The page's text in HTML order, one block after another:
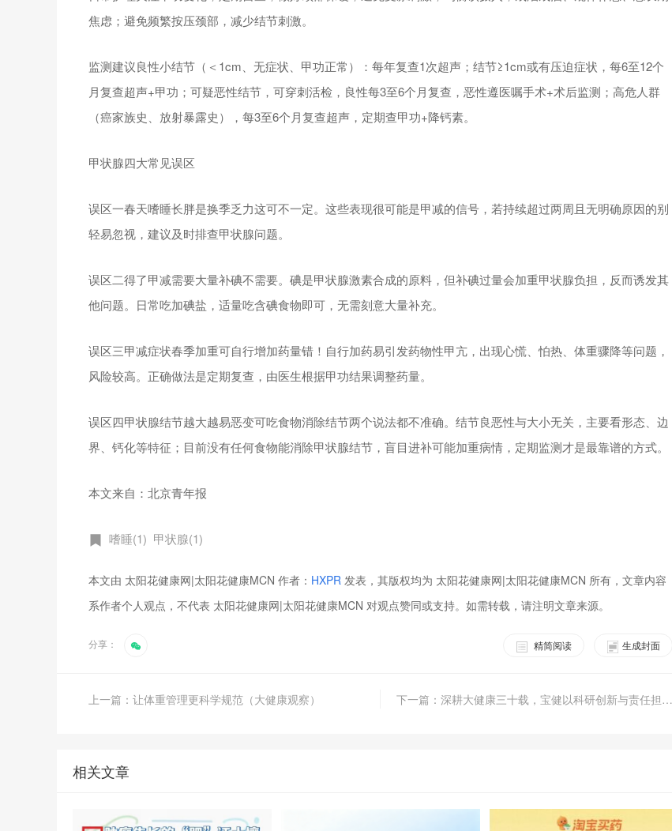
焦虑；避免频繁按压颈部，减少结节刺激。
监测建议良性小结节（＜1cm、无症状、甲功正常）：每年复查1次超声；结节≥1cm或有压迫症状，每6至12个
月复查超声+甲功；可疑恶性结节，可穿刺活检，良性每3至6个月复查，恶性遵医嘱手术+术后监测；高危人群
（癌家族史、放射暴露史），每3至6个月复查超声，定期查甲功+降钙素。
甲状腺四大常见误区
误区一春天嗜睡长胖是换季乏力这可不一定。这些表现很可能是甲减的信号，若持续超过两周且无明确原因的别
轻易忽视，建议及时排查甲状腺问题。
误区二得了甲减需要大量补碘不需要。碘是甲状腺激素合成的原料，但补碘过量会加重甲状腺负担，反而诱发其
他问题。日常吃加碘盐，适量吃含碘食物即可，无需刻意大量补充。
误区三甲减症状春季加重可自行增加药量错！自行加药易引发药物性甲亢，出现心慌、怕热、体重骤降等问题，
风险较高。正确做法是定期复查，由医生根据甲功结果调整药量。
误区四甲状腺结节越大越易恶变可吃食物消除结节两个说法都不准确。结节良恶性与大小无关，主要看形态、边
界、钙化等特征；目前没有任何食物能消除甲状腺结节，盲目进补可能加重病情，定期监测才是最靠谱的方式。
本文来自：北京青年报
嗜睡(1) 甲状腺(1)
本文由 太阳花健康网|太阳花健康MCN 作者： HXPR 发表，其版权均为 太阳花健康网|太阳花健康MCN 所有，文章内容
系作者个人观点，不代表 太阳花健康网|太阳花健康MCN 对观点赞同或支持。如需转载，请注明文章来源。
分享： 生成封面
精简阅读
上一篇：让体重管理更科学规范（大健康观察） 下一篇：深耕大健康三十载，宝健以科研创新与责任担当引领行业新征程
相关文章